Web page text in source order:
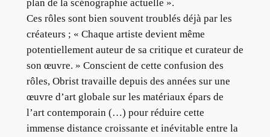
plan de la scénographie actuelle ».
Ces rôles sont bien souvent troublés déjà par les
créateurs ; « Chaque artiste devient même
potentiellement auteur de sa critique et curateur de
son œuvre. » Conscient de cette confusion des
rôles, Obrist travaille depuis des années sur une
œuvre d’art globale sur les matériaux épars de
l’art contemporain (…) pour réduire cette
immense distance croissante et inévitable entre la